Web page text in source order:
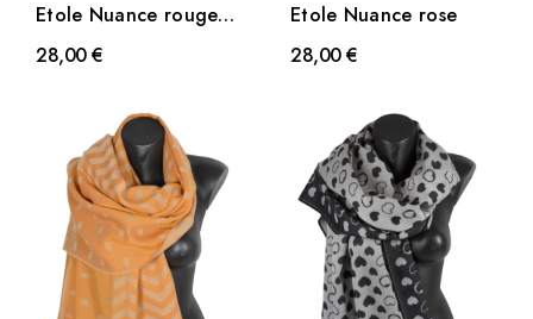
Etole Nuance rouge
et bleue
28,00 €
Etole Nuance rose
28,00 €